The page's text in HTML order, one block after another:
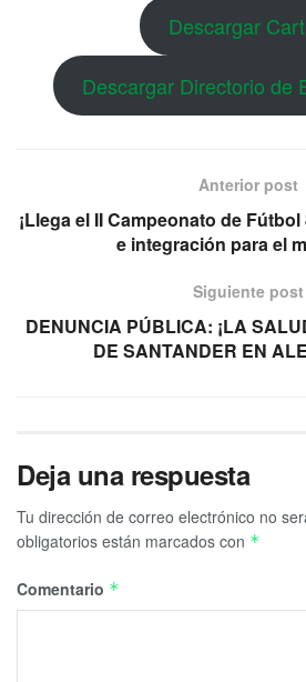
Descargar
Descargar Directorio de
Anterior post
¡Llega el II Campeonato de
e integración para el
Siguiente post
DENUNCIA PÚBLICA: ¡LA
DE SANTANDER EN
Deja una respuesta
Tu dirección de correo electrónico no
obligatorios están marcados con *
Comentario *